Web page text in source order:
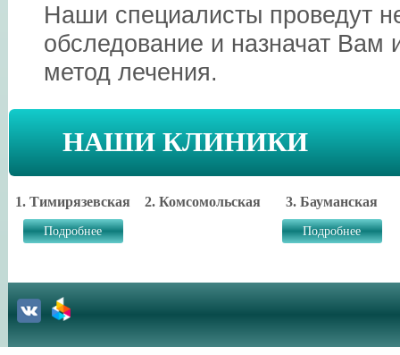
Наши специалисты проведут
обследование и назначат Вам
метод лечения.
НАШИ КЛИНИКИ
1. Тимирязевская 2. Комсомольская 3. Бауманская
Подробнее Подробнее